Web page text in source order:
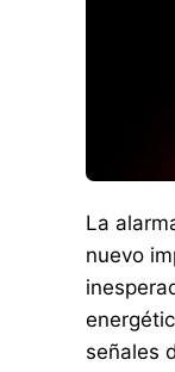
La
nuevo
señales